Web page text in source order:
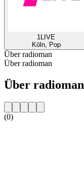
1LIVE
Köln, Pop
Über radioman
Über radioman
Über radioman
(0)